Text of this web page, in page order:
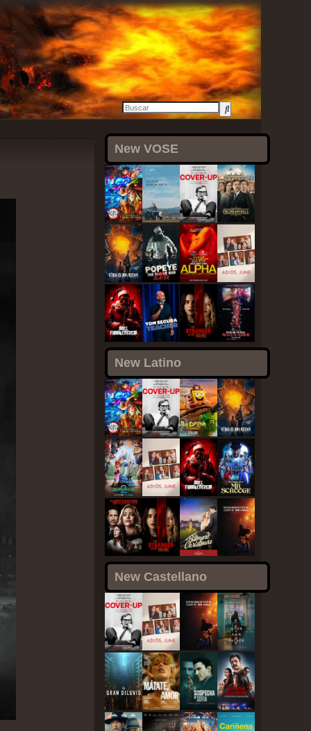
New VOSE
New Latino
New Castellano